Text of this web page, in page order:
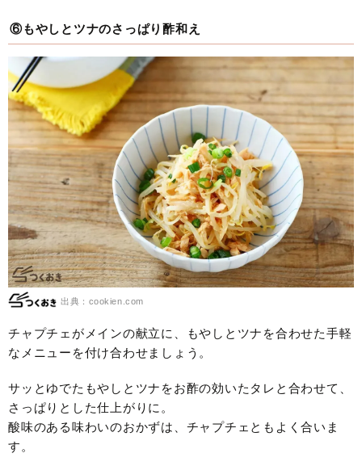
⑥もやしとツナのさっぱり酢和え
出典：cookien.com
チャプチェがメインの献立に、もやしとツナを合わせた手軽
なメニューを付け合わせましょう。
サッとゆでたもやしとツナをお酢の効いたタレと合わせて、
さっぱりとした仕上がりに。
酸味のある味わいのおかずは、チャプチェともよく合いま
す。